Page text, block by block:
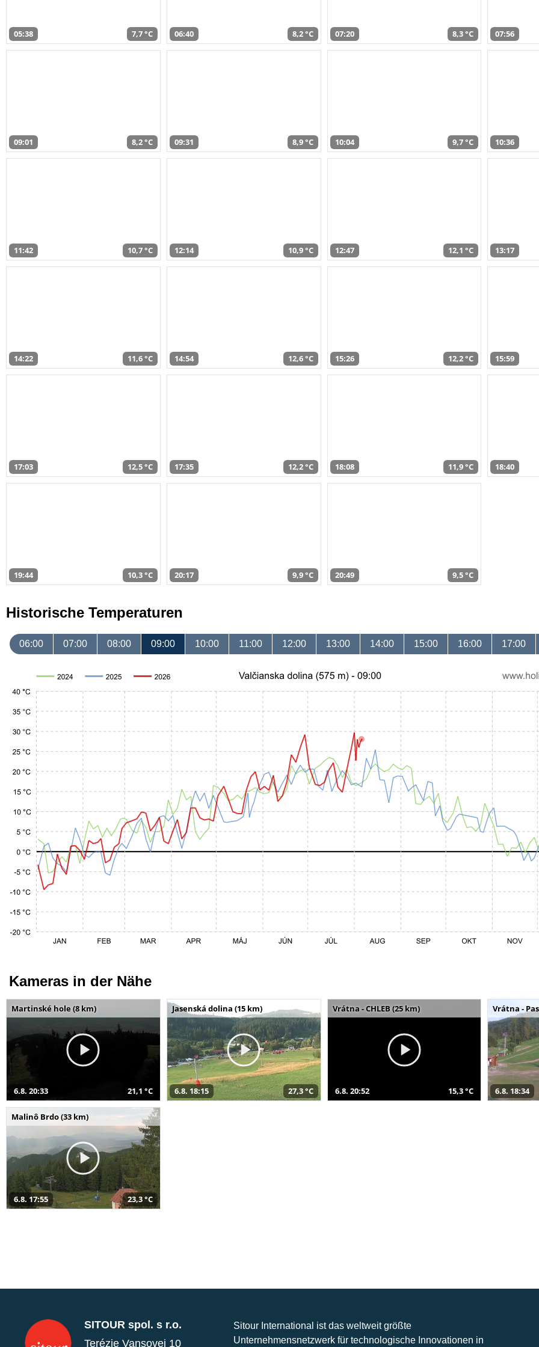
05:38 7,7 °C 06:40 8,2 °C 07:20 8,3 °C 07:56
09:01 8,2 °C 09:31 8,9 °C 10:04 9,7 °C 10:36
11:42 10,7 °C 12:14 10,9 °C 12:47 12,1 °C 13:17
14:22 11,6 °C 14:54 12,6 °C 15:26 12,2 °C 15:59
17:03 12,5 °C 17:35 12,2 °C 18:08 11,9 °C 18:40
19:44 10,3 °C 20:17 9,9 °C 20:49 9,5 °C
Historische Temperaturen
06:00 07:00 08:00 09:00 10:00 11:00 12:00 13:00 14:00 15:00 16:00 17:00
Kameras in der Nähe
Martinské hole (8 km)
6.8. 20:33 21,1 °C
Jasenská dolina (15 km)
6.8. 18:15 27,3 °C
Vrátna - CHLEB (25 km)
6.8. 20:52 15,3 °C
Vrátna -
6.8. 18:34
Malinô Brdo (33 km)
6.8. 17:55 23,3 °C
SITOUR spol. s r.o.
Terézie Vansovej 10
Sitour International ist das weltweit größte
Unternehmensnetzwerk für technologische Innovationen in